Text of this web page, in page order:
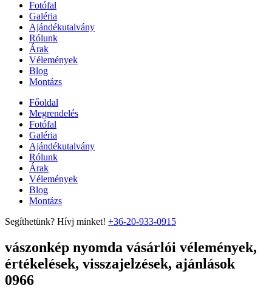
Fotófal
Galéria
Ajándékutalvány
Rólunk
Árak
Vélemények
Blog
Montázs
Főoldal
Megrendelés
Fotófal
Galéria
Ajándékutalvány
Rólunk
Árak
Vélemények
Blog
Montázs
Segíthetünk? Hívj minket! +36-20-933-0915
vászonkép nyomda vásárlói vélemények,
értékelések, visszajelzések, ajánlások
0966